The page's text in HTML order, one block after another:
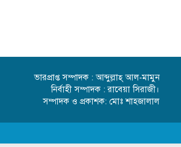
ভারপ্রাপ্ত সম্পাদক : আব্দুল্লাহ্ আল-মামুন
নির্বাহী সম্পাদক : রাবেয়া সিরাজী।
সম্পাদক ও প্রকাশক: মোঃ শাহজালাল